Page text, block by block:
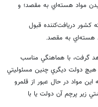
مواد هسته‌اي به مقصد؛ و
كشور دريافت‌كننده قبول
هسته‌اي به مقصد.
گرفت، با هماهنگي مناسب
هيچ دولت ديگري چنين مسئوليتي
مواد در حال عبور از قلمرو
زير پرچم آن دولت يا با